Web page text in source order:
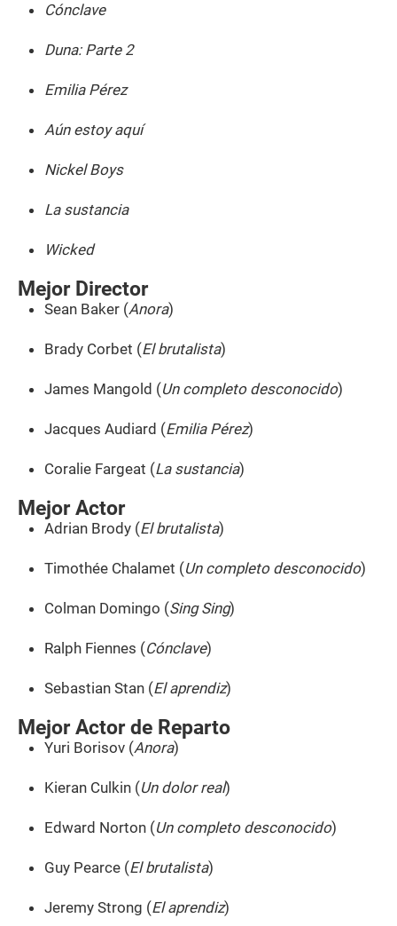
Cónclave
Duna: Parte 2
Emilia Pérez
Aún estoy aquí
Nickel Boys
La sustancia
Wicked
Mejor Director
Sean Baker (Anora)
Brady Corbet (El brutalista)
James Mangold (Un completo desconocido)
Jacques Audiard (Emilia Pérez)
Coralie Fargeat (La sustancia)
Mejor Actor
Adrian Brody (El brutalista)
Timothée Chalamet (Un completo desconocido)
Colman Domingo (Sing Sing)
Ralph Fiennes (Cónclave)
Sebastian Stan (El aprendiz)
Mejor Actor de Reparto
Yuri Borisov (Anora)
Kieran Culkin (Un dolor real)
Edward Norton (Un completo desconocido)
Guy Pearce (El brutalista)
Jeremy Strong (El aprendiz)